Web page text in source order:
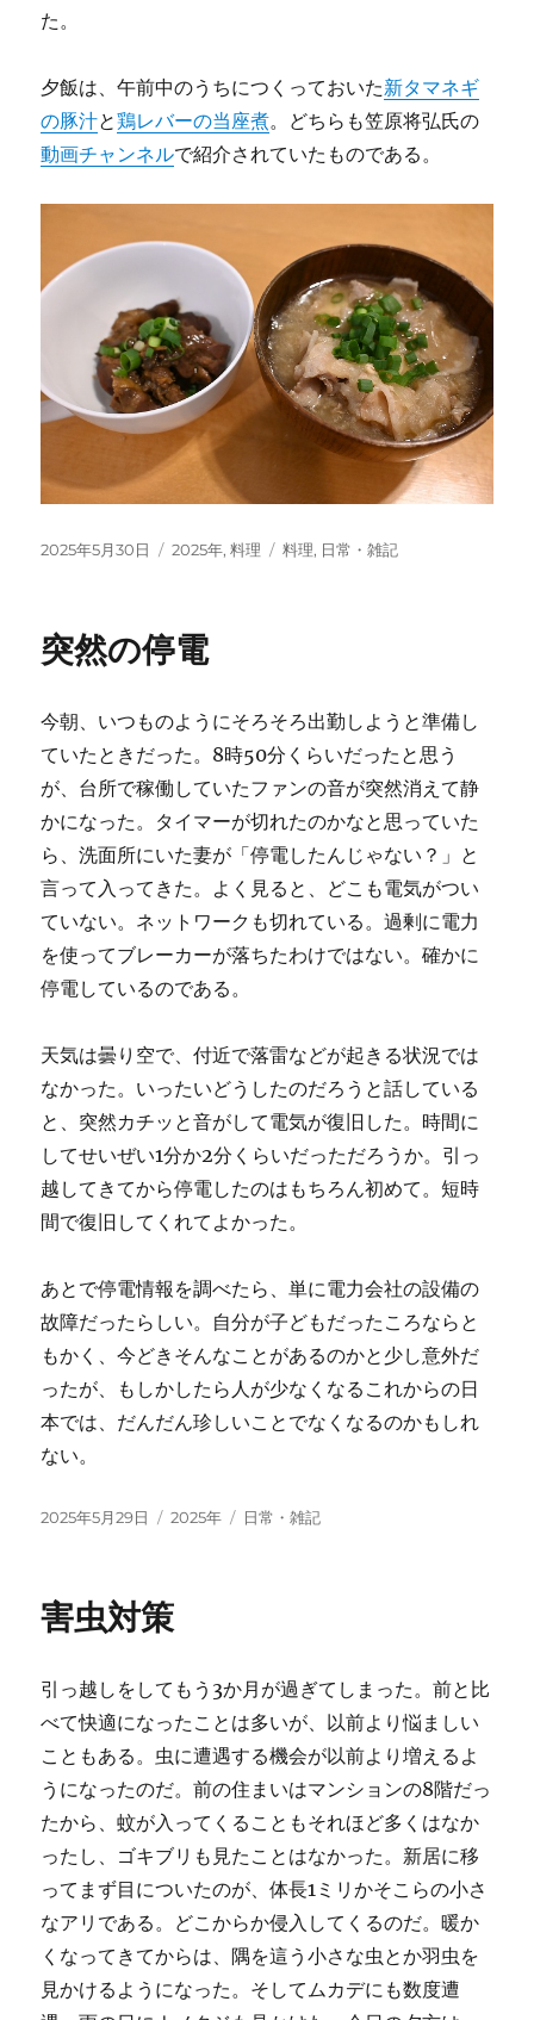
た。
夕飯は、午前中のうちにつくっておいた新タマネギ
の豚汁と鶏レバーの当座煮。どちらも笠原将弘氏の
動画チャンネルで紹介されていたものである。
投
2025年5月30日
カ
ー
2025年,料理
タ
料理, 日常・雑記
突然の停電
今朝、いつものようにそろそろ出勤しようと準備し
ていたときだった。8時50分くらいだったと思う
が、台所で稼働していたファンの音が突然消えて静
かになった。タイマーが切れたのかなと思っていた
ら、洗面所にいた妻が「停電したんじゃない？」と
言って入ってきた。よく見ると、どこも電気がつい
ていない。ネットワークも切れている。過剰に電力
を使ってブレーカーが落ちたわけではない。確かに
停電しているのである。
天気は曇り空で、付近で落雷などが起きる状況では
なかった。いったいどうしたのだろうと話している
と、突然カチッと音がして電気が復旧した。時間に
してせいぜい1分か2分くらいだっただろうか。引っ
越してきてから停電したのはもちろん初めて。短時
間で復旧してくれてよかった。
あとで停電情報を調べたら、単に電力会社の設備の
故障だったらしい。自分が子どもだったころならと
もかく、今どきそんなことがあるのかと少し意外だ
ったが、もしかしたら人が少なくなるこれからの日
本では、だんだん珍しいことでなくなるのかもしれ
ない。
投
2025年5月29日
カ
ー
2025年
タ
日常・雑記
害虫対策
引っ越しをしてもう3か月が過ぎてしまった。前と比
べて快適になったことは多いが、以前より悩ましい
こともある。虫に遭遇する機会が以前より増えるよ
うになったのだ。前の住まいはマンションの8階だっ
たから、蚊が入ってくることもそれほど多くはなか
ったし、ゴキブリも見たことはなかった。新居に移
ってまず目についたのが、体長1ミリかそこらの小さ
なアリである。どこからか侵入してくるのだ。暖か
くなってきてからは、隅を這う小さな虫とか羽虫を
見かけるようになった。そしてムカデにも数度遭